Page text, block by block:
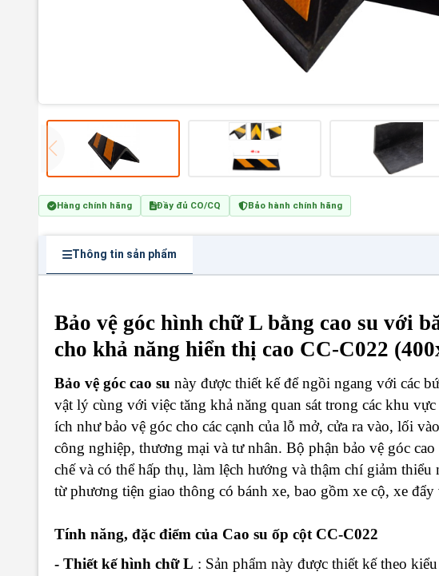
Hàng chính hãng Đầy đủ CO/CQ Bảo hành chính hãng
Thông tin sản phẩm
Bảo vệ góc hình chữ L bằng cao su với
cho khả năng hiển thị cao CC-C022
Bảo vệ góc cao su này được thiết kế để ngồi ngang với các
vật lý cùng với việc tăng khả năng quan sát trong các khu
ích như bảo vệ góc cho các cạnh của lỗ mở, cửa ra vào, lối
công nghiệp, thương mại và tư nhân. Bộ phận bảo vệ góc
chế và có thể hấp thụ, làm lệch hướng và thậm chí giảm
từ phương tiện giao thông có bánh xe, bao gồm xe cộ, xe đẩy
Tính năng, đặc điểm của Cao su ốp cột CC-C022
- Thiết kế hình chữ L : Sản phẩm này được thiết kế theo